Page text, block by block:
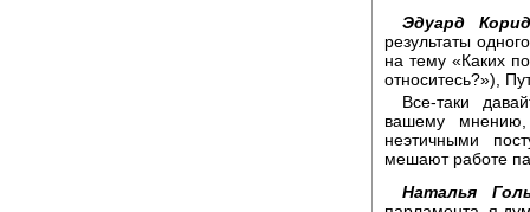
Эдуард
результаты
на тему «Каких
относитесь?»),
Все-таки
вашему
неэтичными
мешают работе
Наталья